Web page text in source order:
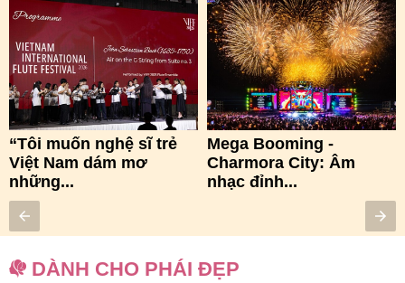
“Tôi muốn nghệ sĩ trẻ
Việt Nam dám mơ
những...
Mega Booming -
Charmora City: Âm
nhạc đỉnh...
DÀNH CHO PHÁI ĐẸP